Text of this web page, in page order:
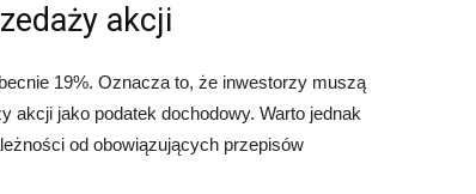
akcji
19%. Oznacza to, że inwestorzy muszą
akcji jako podatek dochodowy. Warto jednak
od obowiązujących przepisów